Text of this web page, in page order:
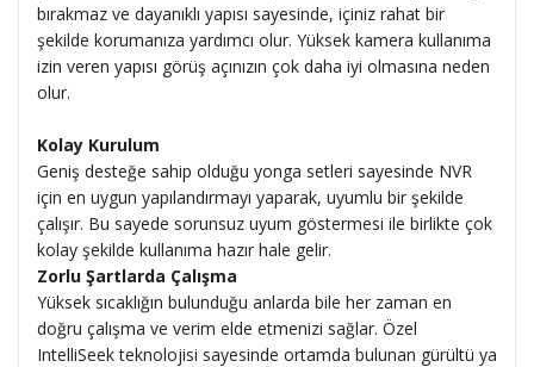
bırakmaz ve dayanıklı yapısı sayesinde, içiniz rahat bir
şekilde korumanıza yardımcı olur. Yüksek kamera kullanıma
izin veren yapısı görüş açınızın çok daha iyi olmasına neden
olur.
Kolay Kurulum
Geniş desteğe sahip olduğu yonga setleri sayesinde NVR
için en uygun yapılandırmayı yaparak, uyumlu bir şekilde
çalışır. Bu sayede sorunsuz uyum göstermesi ile birlikte çok
kolay şekilde kullanıma hazır hale gelir.
Zorlu Şartlarda Çalışma
Yüksek sıcaklığın bulunduğu anlarda bile her zaman en
doğru çalışma ve verim elde etmenizi sağlar. Özel
IntelliSeek teknolojisi sayesinde ortamda bulunan gürültü ya